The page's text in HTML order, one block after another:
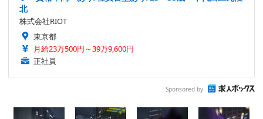
北
株式会社RIOT
東京都
月給23万500円～39万9,600円
正社員
Sponsored by